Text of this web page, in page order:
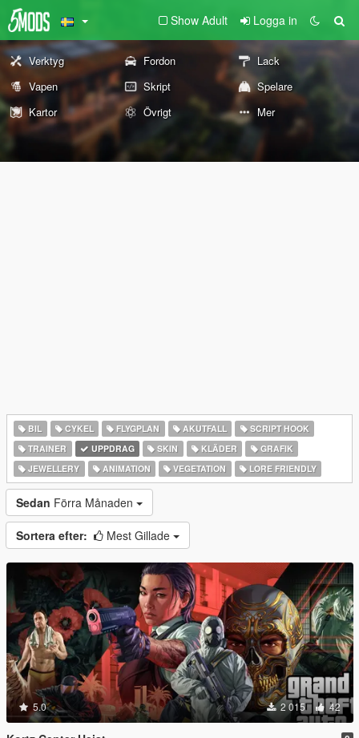
Show Adult Logga in
Verktyg Fordon
Lack
Vapen
Skript
Spelare
Kartor
Övrigt Mer
BIL CYKEL FLYGPLAN AKUTFALL
SCRIPT HOOK
TRAINER
UPPDRAG SKIN KLÄDER
GRAFIK
JEWELLERY
ANIMATION VEGETATION LORE FRIENDLY
Sedan Förra Månaden
Sortera efter: Mest Gillade
5.0 2 015 42